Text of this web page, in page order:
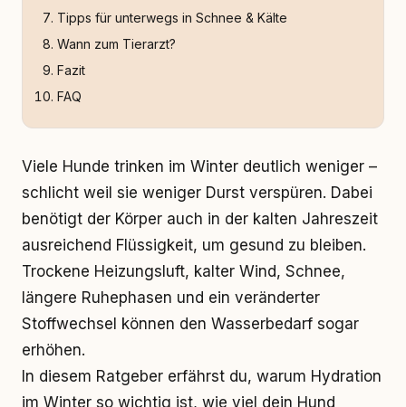
Tipps für unterwegs in Schnee & Kälte
Wann zum Tierarzt?
Fazit
FAQ
Viele Hunde trinken im Winter deutlich weniger –
schlicht weil sie weniger Durst verspüren. Dabei
benötigt der Körper auch in der kalten Jahreszeit
ausreichend Flüssigkeit, um gesund zu bleiben.
Trockene Heizungsluft, kalter Wind, Schnee,
längere Ruhephasen und ein veränderter
Stoffwechsel können den Wasserbedarf sogar
erhöhen.
In diesem Ratgeber erfährst du, warum Hydration
im Winter so wichtig ist, wie viel dein Hund